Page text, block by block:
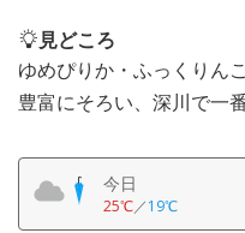
見どころ
ゆめぴりか・ふっくりん
豊富にそろい、深川で一
今日
25℃／19℃